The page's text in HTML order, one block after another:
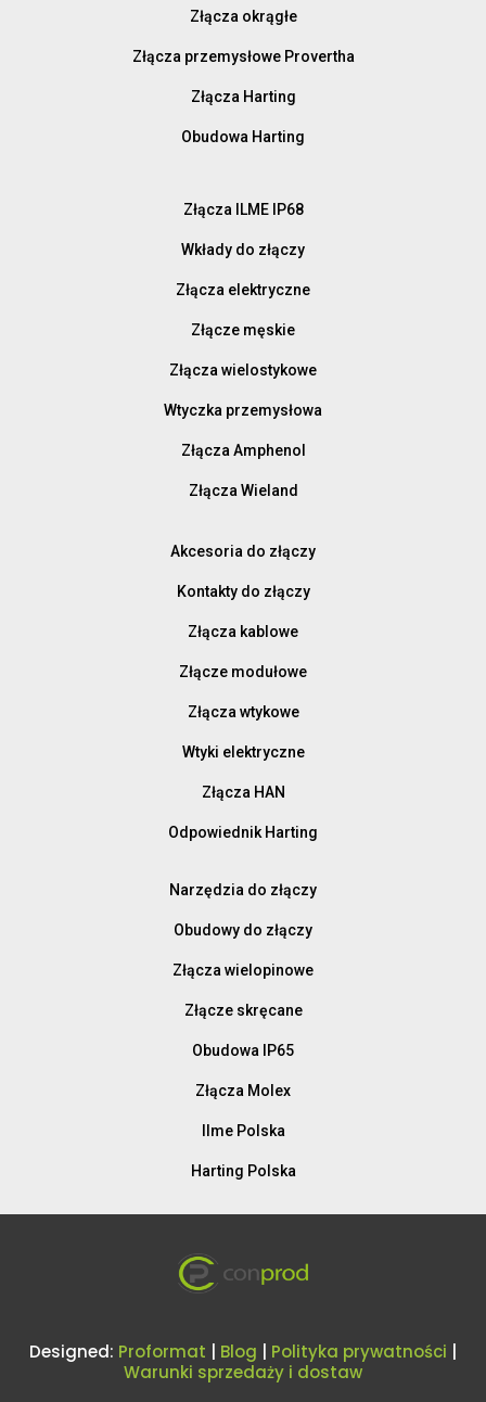
Złącza okrągłe
Złącza przemysłowe Provertha
Złącza Harting
Obudowa Harting
Złącza ILME IP68
Wkłady do złączy
Złącza elektryczne
Złącze męskie
Złącza wielostykowe
Wtyczka przemysłowa
Złącza Amphenol
Złącza Wieland
Akcesoria do złączy
Kontakty do złączy
Złącza kablowe
Złącze modułowe
Złącza wtykowe
Wtyki elektryczne
Złącza HAN
Odpowiednik Harting
Narzędzia do złączy
Obudowy do złączy
Złącza wielopinowe
Złącze skręcane
Obudowa IP65
Złącza Molex
Ilme Polska
Harting Polska
Designed: Proformat Blog Polityka prywatności
Warunki sprzedaży i dostaw